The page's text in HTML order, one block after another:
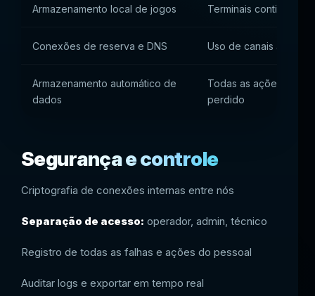
Armazenamento local de jogos Terminais continuam
Conexões de reserva e DNS Uso de canais
Armazenamento automático de
dados
Todas as ações são
perdido
Segurança e controle
Criptografia de conexões internas entre nós
Separação de acesso: operador, admin, técnico
Registro de todas as falhas e ações do pessoal
Auditar logs e exportar em tempo real